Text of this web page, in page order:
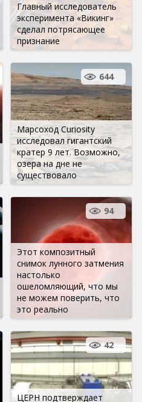
Главный исследователь
эксперимента «Викинг»
сделал потрясающее
признание
Марсоход Curiosity
исследовал гигантский
кратер 9 лет. Возможно,
озера на дне не
существовало
644
Этот композитный
снимок лунного затмения
настолько
ошеломляющий, что мы
не можем поверить, что
это реально
94
ЦЕРН подтверждает
42